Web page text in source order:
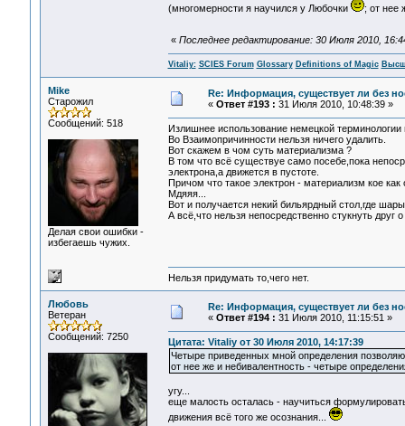
(многомерности я научился у Любочки
; от нее
« Последнее редактирование: 30 Июля 2010,
Vitaliy: SCIES Forum Glossary Definitions of Magic
Mike
Старожил
Сообщений: 518
Делая свои ошибки -
избегаешь чужих.
Re: Информация, существует ли без
« Ответ #193 : 31 Июля 2010, 10:48:39 »
Излишнее использование немецкой
Во Взаимопричинности нельзя ничего удалить.
Вот скажем в чом суть материализма ?
В том что всё существуе само посебе,пока
электрона,а движется в пустоте.
Причом что такое электрон - материализм кое
Мдяяя...
Вот и получается некий бильярдный стол,где
А всё,что нельзя непосредственно стукнуть друг
Нельзя придумать то,чего нет.
Любовь
Ветеран
Сообщений: 7250
Re: Информация, существует ли без
« Ответ #194 : 31 Июля 2010, 11:15:51 »
Цитата: Vitaliy от 30 Июля 2010, 14:17:39
Четыре приведенных мной определения
от нее же и небивалентность - четыре
угу...
еще малость осталась - научиться
движения всё того же осознания...